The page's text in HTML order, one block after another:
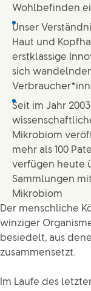
Wohlbefinden
Unser
Haut und
erstklassige
sich
Seit im Jahr
Mikrobiom
mehr als 100
verfügen heute
Sammlungen
Mikrobiom
Der menschliche
winziger
besiedelt, aus
zusammensetzt.
Im Laufe des